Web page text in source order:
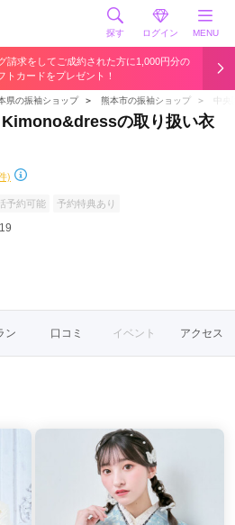
探す ログイン MENU
請求をしてご成約された方に1,000円分の
トカードをプレゼント！
県の振袖ショップ ＞ 熊本市の振袖ショップ ＞
Kimono&dressの取り扱い衣
)
予約可能 予約特典あり
ン 口コミ イベント アクセス